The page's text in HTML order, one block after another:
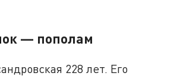
— пополам
228 лет. Его